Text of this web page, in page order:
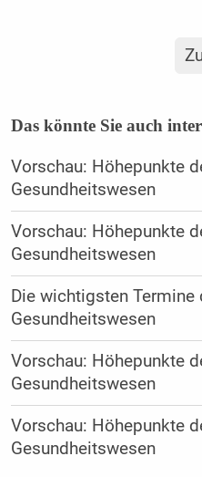
Das könnte Sie auch
Vorschau: Höhepunkte
Gesundheitswesen
Vorschau: Höhepunkte
Gesundheitswesen
Die wichtigsten
Gesundheitswesen
Vorschau: Höhepunkte
Gesundheitswesen
Vorschau: Höhepunkte
Gesundheitswesen